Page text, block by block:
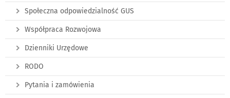
Społeczna odpowiedzialność GUS
Współpraca Rozwojowa
Dzienniki Urzędowe
RODO
Pytania i zamówienia